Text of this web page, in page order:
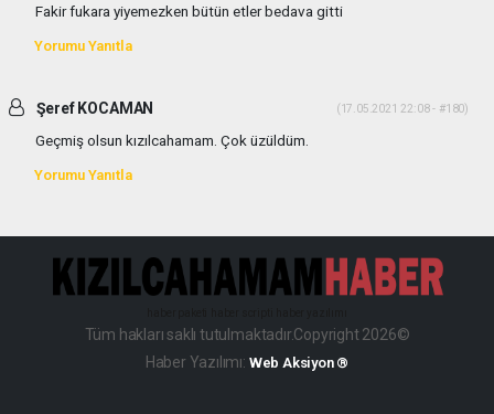
Fakir fukara yiyemezken bütün etler bedava gitti
Yorumu Yanıtla
Şeref KOCAMAN (17.05.2021 22:08 - #180)
Geçmiş olsun kızılcahamam. Çok üzüldüm.
Yorumu Yanıtla
Tüm hakları saklı tutulmaktadır.Copyright 2026©
Haber Yazılımı: Web Aksiyon ®